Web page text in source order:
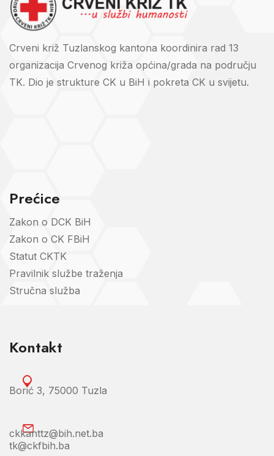
Crveni križ Tuzlanskog kantona koordinira rad 13
organizacija Crvenog križa općina/grada na području
TK. Dio je strukture CK u BiH i pokreta CK u svijetu.
Prećice
Zakon o DCK BiH
Zakon o CK FBiH
Statut CKTK
Pravilnik službe traženja
Stručna služba
Kontakt
Borić 3, 75000 Tuzla
ckkanttz@bih.net.ba
tk@ckfbih.ba